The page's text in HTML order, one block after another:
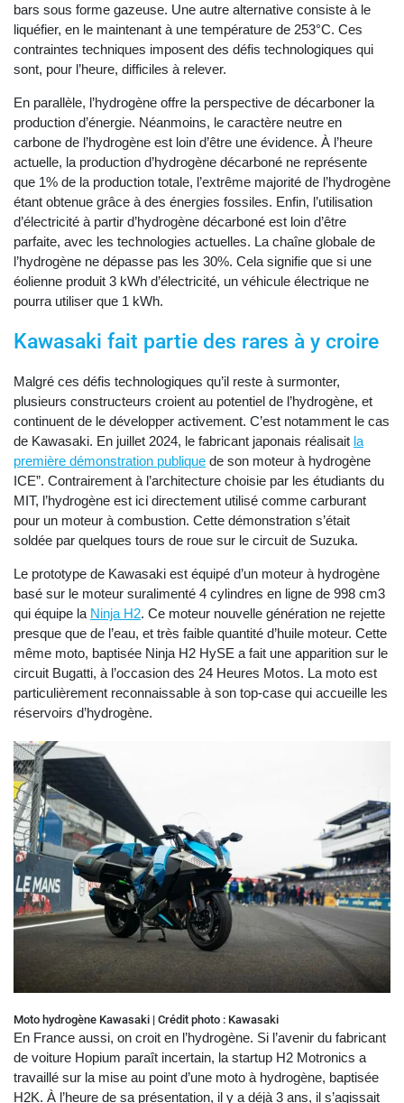
bars sous forme gazeuse. Une autre alternative consiste à le
liquéfier, en le maintenant à une température de 253°C. Ces
contraintes techniques imposent des défis technologiques qui
sont, pour l’heure, difficiles à relever.
En parallèle, l’hydrogène offre la perspective de décarboner la
production d’énergie. Néanmoins, le caractère neutre en
carbone de l’hydrogène est loin d’être une évidence. À l’heure
actuelle, la production d’hydrogène décarboné ne représente
que 1% de la production totale, l’extrême majorité de l’hydrogène
étant obtenue grâce à des énergies fossiles. Enfin, l’utilisation
d’électricité à partir d’hydrogène décarboné est loin d’être
parfaite, avec les technologies actuelles. La chaîne globale de
l’hydrogène ne dépasse pas les 30%. Cela signifie que si une
éolienne produit 3 kWh d’électricité, un véhicule électrique ne
pourra utiliser que 1 kWh.
Kawasaki fait partie des rares à y croire
Malgré ces défis technologiques qu’il reste à surmonter,
plusieurs constructeurs croient au potentiel de l’hydrogène, et
continuent de le développer activement. C’est notamment le cas
de Kawasaki. En juillet 2024, le fabricant japonais réalisait la
première démonstration publique de son moteur à hydrogène
ICE”. Contrairement à l’architecture choisie par les étudiants du
MIT, l’hydrogène est ici directement utilisé comme carburant
pour un moteur à combustion. Cette démonstration s’était
soldée par quelques tours de roue sur le circuit de Suzuka.
Le prototype de Kawasaki est équipé d’un moteur à hydrogène
basé sur le moteur suralimenté 4 cylindres en ligne de 998 cm3
qui équipe la Ninja H2. Ce moteur nouvelle génération ne rejette
presque que de l’eau, et très faible quantité d’huile moteur. Cette
même moto, baptisée Ninja H2 HySE a fait une apparition sur le
circuit Bugatti, à l’occasion des 24 Heures Motos. La moto est
particulièrement reconnaissable à son top-case qui accueille les
réservoirs d’hydrogène.
Moto hydrogène Kawasaki | Crédit photo : Kawasaki
En France aussi, on croit en l’hydrogène. Si l’avenir du fabricant
de voiture Hopium paraît incertain, la startup H2 Motronics a
travaillé sur la mise au point d’une moto à hydrogène, baptisée
H2K. À l’heure de sa présentation, il y a déjà 3 ans, il s’agissait